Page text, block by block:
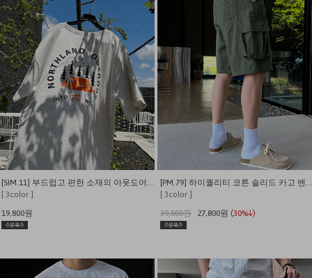
[SIM.11] 부드럽고 편한 소재의 아웃도어 캠퍼 반팔티
[ 3color ]
19,800원
[PM.79] 하이퀄리티 코튼 솔리드 카고 밴딩 내추럴핏 반바지
[ 3color ]
39,800원
27,800원 (30%↓)